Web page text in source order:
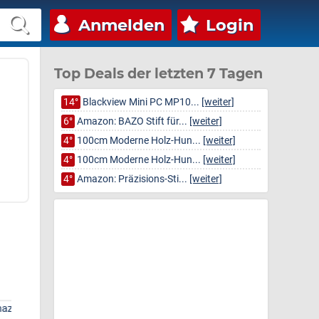
Anmelden Login
Top Deals der letzten 7 Tagen
14° Blackview Mini PC MP10... [weiter]
6° Amazon: BAZO Stift für... [weiter]
4° 100cm Moderne Holz-Hun... [weiter]
4° 100cm Moderne Holz-Hun... [weiter]
4° Amazon: Präzisions-Sti... [weiter]